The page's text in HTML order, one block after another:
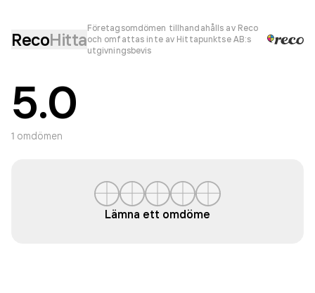
RecoHitta
Företagsomdömen tillhandahålls av Reco
och omfattas inte av Hittapunktse AB:s
utgivningsbevis
5.0
1 omdömen
Lämna ett omdöme